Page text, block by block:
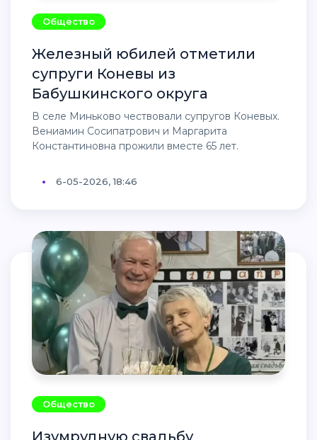
Общество
Железный юбилей отметили
супруги Коневы из
Бабушкинского округа
В селе Миньково чествовали супругов Коневых.
Вениамин Сосипатрович и Маргарита
Константиновна прожили вместе 65 лет.
6-05-2026, 18:46
Общество
Изумрудную свадьбу